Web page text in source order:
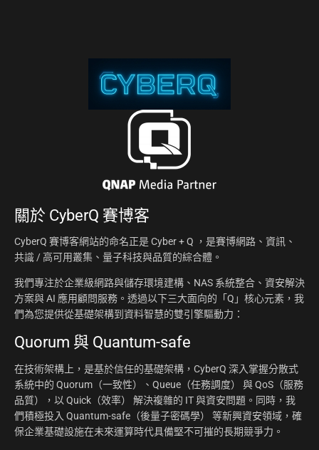
關於 CyberQ 賽博客
CyberQ 賽博客網站的命名正是 Cyber + Q ，是賽博網路、資訊、
共識 / 高可用叢集、量子科技與品質的綜合體。
我們專注於企業級網路與儲存環境建構、NAS 系統整合、資安解決
方案與 AI 應用顧問服務。透過以下三大面向的「Q」核心元素，我
們為您提供從基礎架構到資料智慧的雙引擎驅動力：
Quorum 與 Quantum-safe
在技術架構上，是基於信任的基礎架構，CyberQ 深入掌握分散式
系統中的 Quorum（一致性）、Queue（任務調度） 與 QoS（服務
品質），以 Quick（效率） 解決複雜的 IT 與資安問題。同時，我
們積極投入 Quantum-safe（後量子密碼學） 等新興資安領域，確
保企業基礎設施在未來運算時代具備堅不可摧的長期競爭力。